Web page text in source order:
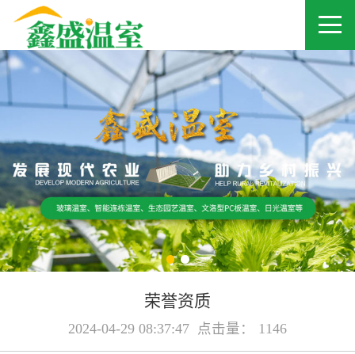
荣誉资质
2024-04-29 08:37:47 点击量： 1146